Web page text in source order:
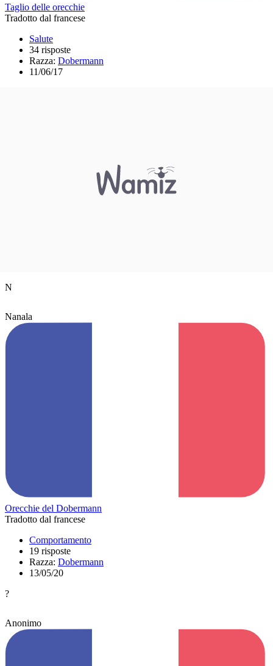
Taglio delle orecchie
Tradotto dal francese
Salute
34 risposte
Razza: Dobermann
11/06/17
N
Nanala
Orecchie del Dobermann
Tradotto dal francese
Comportamento
19 risposte
Razza: Dobermann
13/05/20
?
Anonimo